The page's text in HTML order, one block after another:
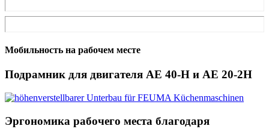
Мобильность на рабочем месте
Подрамник для двигателя AE 40-H и AE 20-2H
Эргономика рабочего места благодаря